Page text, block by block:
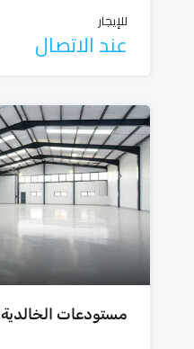
للإيجار
عند الاتصال
مستودعات الخالدية